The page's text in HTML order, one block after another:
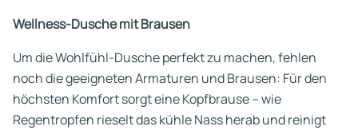
Wellness-Dusche mit Brausen
Um die Wohlfühl-Dusche perfekt zu machen, fehlen
noch die geeigneten Armaturen und Brausen: Für den
höchsten Komfort sorgt eine Kopfbrause – wie
Regentropfen rieselt das kühle Nass herab und reinigt